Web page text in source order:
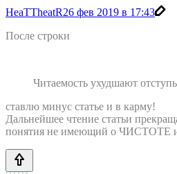
HeaTTheatR26 фев 2019 в 17:43
После строки
Читаемость ухудшают
ставлю минус статье и в карму!
Дальнейшее чтение статьи
понятия не имеющий о